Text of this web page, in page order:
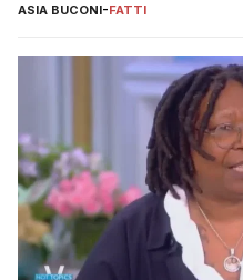
ASIA BUCONI-FATTI